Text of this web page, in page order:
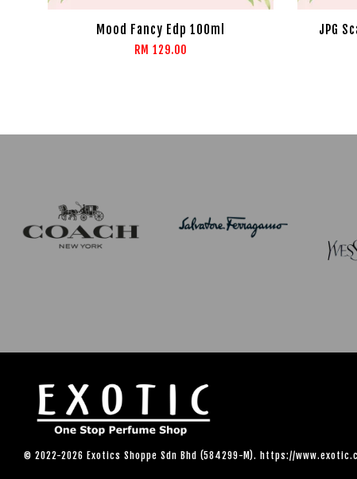
Mood Fancy Edp 100ml
RM 129.00
JPG
© 2022-2026 Exotics Shoppe Sdn Bhd (584299-M). https://